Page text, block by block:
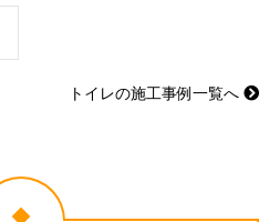
トイレの施工事例一覧へ